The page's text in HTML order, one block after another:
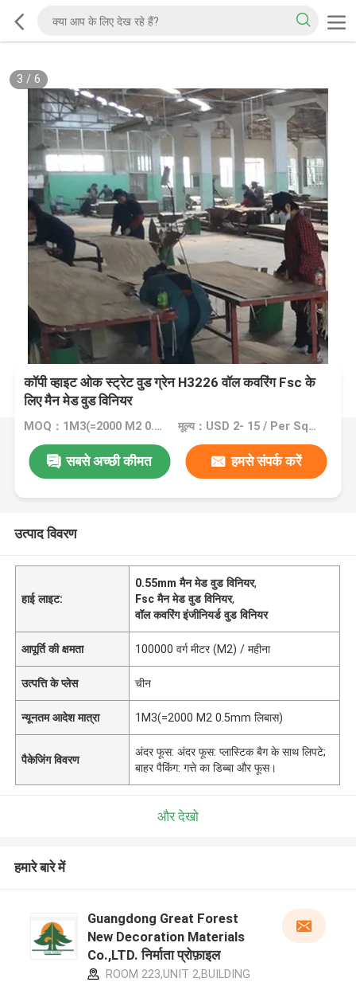
3 / 6
कॉपी व्हाइट ओक स्ट्रेट वुड ग्रेन H3226 वॉल कवरिंग Fsc के
लिए मैन मेड वुड विनियर
MOQ：1M3(=2000 M2 0.5mm लिबास) मूल्य：USD 2- 15 / Per Square Meter (M2)
सबसे अच्छी कीमत हमसे संपर्क करें
उत्पाद विवरण
हाई लाइट:
0.55mm मैन मेड वुड विनियर,
Fsc मैन मेड वुड विनियर,
वॉल कवरिंग इंजीनियर्ड वुड विनियर
आपूर्ति की क्षमता 100000 वर्ग मीटर (M2) / महीना
उत्पत्ति के प्लेस चीन
न्यूनतम आदेश मात्रा 1M3(=2000 M2 0.5mm लिबास)
पैकेजिंग विवरण
अंदर फूस: अंदर फूस: प्लास्टिक बैग के साथ लिपटे;
बाहर पैकिंग: गत्ते का डिब्बा और फूस।
और देखो
हमारे बारे में
Guangdong Great Forest
New Decoration Materials
Co.,LTD. निर्माता प्रोफ़ाइल
ROOM 223,UNIT 2,BUILDING